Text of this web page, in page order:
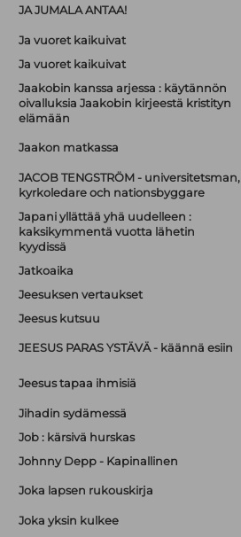
JA JUMALA ANTAA!
Ja vuoret kaikuivat
Ja vuoret kaikuivat
Jaakobin kanssa arjessa : käytännön
oivalluksia Jaakobin kirjeestä kristityn
elämään
Jaakon matkassa
JACOB TENGSTRÖM - universitetsman,
kyrkoledare och nationsbyggare
Japani yllättää yhä uudelleen :
kaksikymmentä vuotta lähetin
kyydissä
Jatkoaika
Jeesuksen vertaukset
Jeesus kutsuu
JEESUS PARAS YSTÄVÄ - käännä esiin
Jeesus tapaa ihmisiä
Jihadin sydämessä
Job : kärsivä hurskas
Johnny Depp - Kapinallinen
Joka lapsen rukouskirja
Joka yksin kulkee